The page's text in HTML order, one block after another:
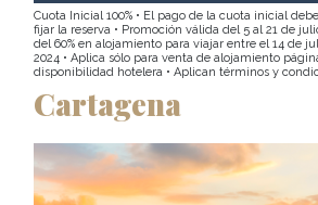
Cuota Inicial 100% • El pago de la cuota inicial
fijar la reserva • Promoción válida del 5 al 21 de
del 60% en alojamiento para viajar entre el 14 de
2024 • Aplica sólo para venta de alojamiento
disponibilidad hotelera • Aplican términos y
Cartagena